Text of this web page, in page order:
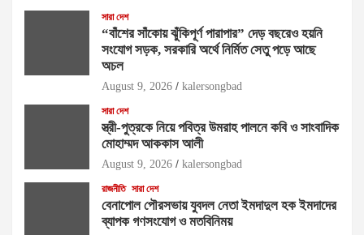
সারা দেশ
“বাঁশের সাঁকোয় ঝুঁকিপূর্ণ পারাপার” দেড় বছরেও হয়নি
সংযোগ সড়ক, সরকারি অর্থে নির্মিত সেতু পড়ে আছে
অচল
August 9, 2026 kalersongbad
সারা দেশ
স্ত্রী-পুত্রকে নিয়ে পবিত্র উমরাহ পালনে কবি ও সাংবাদিক
মোহাম্মদ আককাস আলী
August 9, 2026 kalersongbad
রাজনীতি সারা দেশ
বেনাপোল পৌরসভায় যুবদল নেতা ইমদাদুল হক ইমদাদের
ব্যাপক গণসংযোগ ও মতবিনিময়